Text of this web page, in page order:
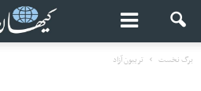
برگ نخست تریبون آزاد